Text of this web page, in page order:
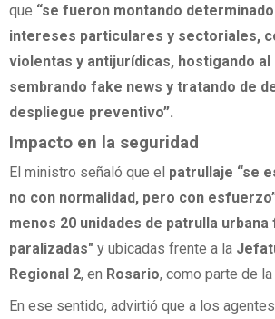
que “se fueron montando
intereses particulares y sectoriales,
violentas y antijurídicas, hostigando
sembrando fake news y tratando de
despliegue preventivo”.
Impacto en la seguridad
El ministro señaló que el patrullaje “se
no con normalidad, pero con
menos 20 unidades de patrulla urbana
paralizadas" y ubicadas frente a la
Regional 2, en Rosario, como parte de
En ese sentido, advirtió que a los